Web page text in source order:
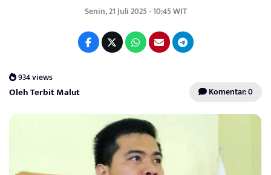
Senin, 21 Juli 2025 - 10:45 WIT
934 views
Oleh Terbit Malut Komentar: 0